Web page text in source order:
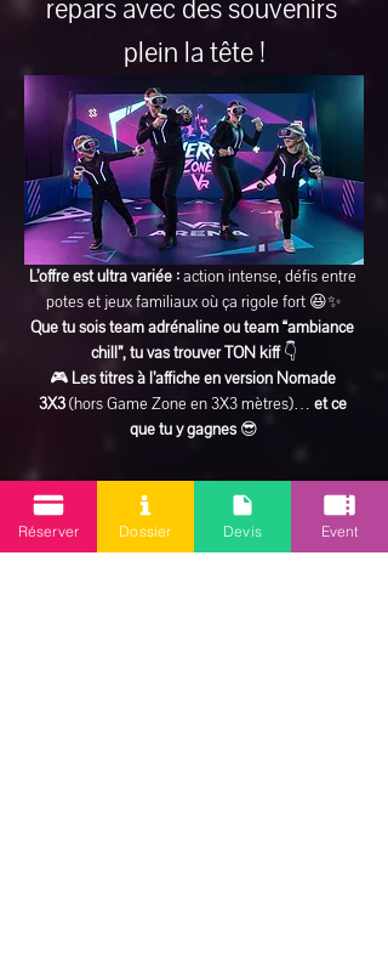
repars avec des souvenirs
plein la tête !
L’offre est ultra variée : action intense, défis entre
potes et jeux familiaux où ça rigole fort 😆✨
Que tu sois team adrénaline ou team “ambiance
chill”, tu vas trouver TON kiff 👇
🎮 Les titres à l’affiche en version Nomade
3X3 (hors Game Zone en 3X3 mètres)… et ce
que tu y gagnes 😎
En lire plus >
Réserver Dossier Devis Event